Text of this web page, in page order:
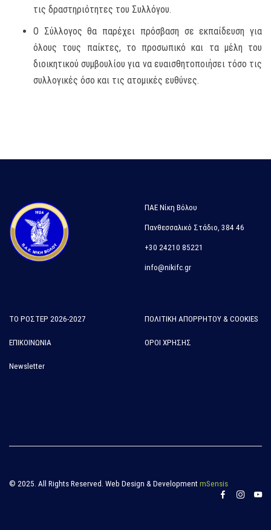
τις δραστηριότητες του Συλλόγου.
Ο Σύλλογος θα παρέχει πρόσβαση σε εκπαίδευση για
όλους τους παίκτες, το προσωπικό και τα μέλη του
διοικητικού συμβουλίου για να ευαισθητοποιήσει τόσο τις
συλλογικές όσο και τις ατομικές ευθύνες.
ΠΑΕ Νίκη Βόλου
Πανθεσσαλικό Στάδιο, 384 46
+30 24210 85221
info@nikifc.gr
ΤΟ ΡΟΣΤΕΡ 2026-2027
ΕΠΙΚΟΙΝΩΝΙΑ
Newsletter
ΠΟΛΙΤΙΚΗ ΑΠΟΡΡΗΤΟΥ & COOKIES
ΟΡΟΙ ΧΡΗΣΗΣ
© 2025. All Rights Reserved. Web Design & Development mSensis